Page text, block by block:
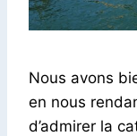
Nous avons
en nous
d’admirer la